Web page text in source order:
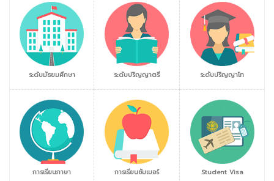
ระดับมัธยมศึกษา ระดับปริญญาตรี ระดับปริญญาโท
การเรียนภาษา การเรียนซัมเมอร์ Student Visa